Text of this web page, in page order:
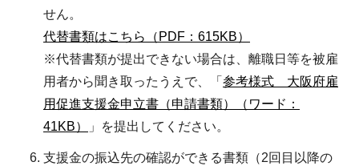
せん。
代替書類はこちら（PDF：615KB）
※代替書類が提出できない場合は、離職日等を被雇
用者から聞き取ったうえで、「 参考様式 大阪府雇
用促進支援金申立書（申請書類）（ワード：
41KB）
」を提出してください。
支援金の振込先の確認ができる書類 （2回目以降の